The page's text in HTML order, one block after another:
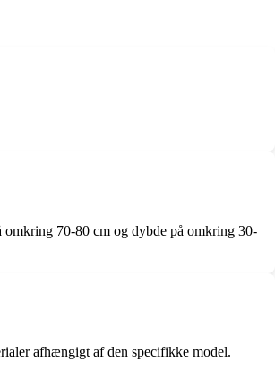
70-80 cm og dybde på omkring 30-
afhængigt af den specifikke model.